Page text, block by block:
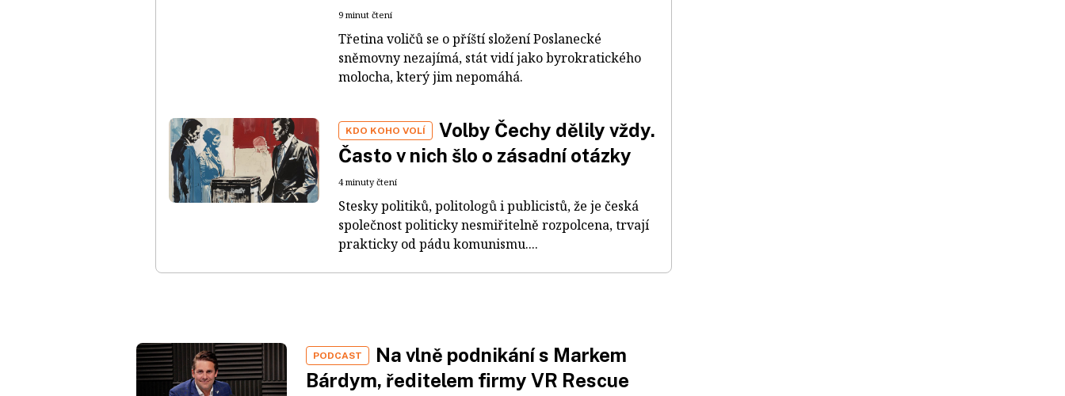
9 minut čtení
Třetina voličů se o příští složení Poslanecké
sněmovny nezajímá, stát vidí jako byrokratického
molocha, který jim nepomáhá.
KDO KOHO VOLÍ
Volby Čechy dělily vždy.
Často v nich šlo o zásadní otázky
4 minuty čtení
Stesky politiků, politologů i publicistů, že je česká
společnost politicky nesmiřitelně rozpolcena, trvají
prakticky od pádu komunismu....
PODCAST
Na vlně podnikání s Markem
Bárdym, ředitelem firmy VR Rescue